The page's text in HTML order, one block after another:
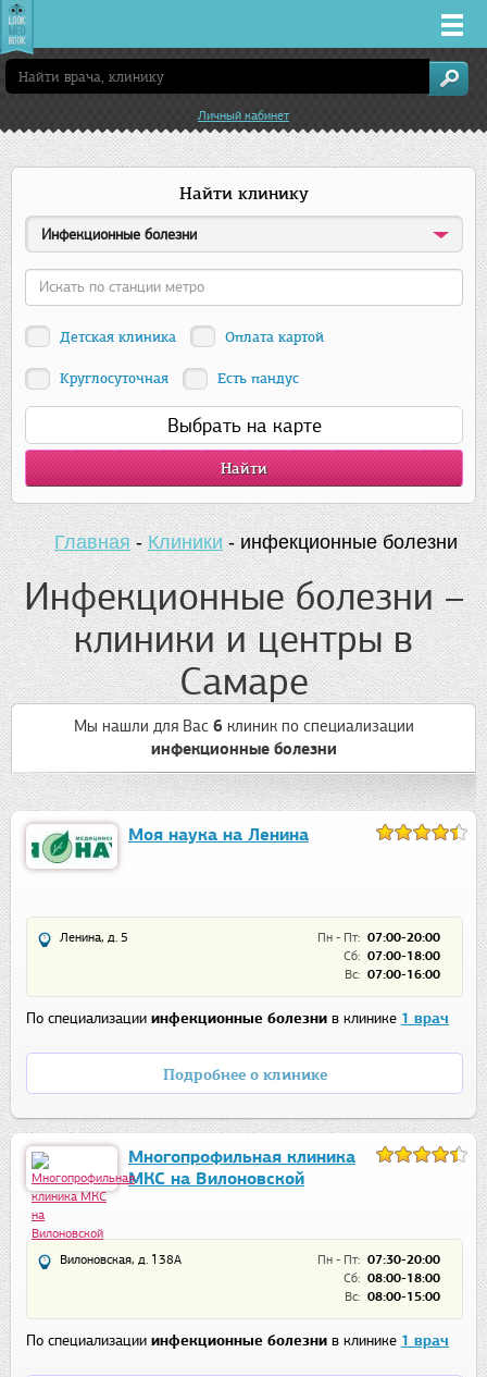
Врачи
Клиники
Лекарства
Акции
Услуги
Личный кабинет
Найти клинику
Инфекционные болезни
Детская клиника Оплата картой
Круглосуточная Есть пандус
Выбрать на карте
Главная-Клиники-инфекционные болезни
Инфекционные болезни –
клиники и центры в
Самаре
Мы нашли для Вас 6 клиник по специализации
инфекционные болезни
Моя наука на Ленина
Пн - Пт: 07:00-20:00
Сб: 07:00-18:00
Вс: 07:00-16:00
Ленина, д. 5
По специализации инфекционные болезни в клинике 1 врач
Подробнее о клинике
Многопрофильная клиника
МКС на Вилоновской
Пн - Пт: 07:30-20:00
Сб: 08:00-18:00
Вс: 08:00-15:00
Вилоновская, д. 138А
По специализации инфекционные болезни в клинике 1 врач